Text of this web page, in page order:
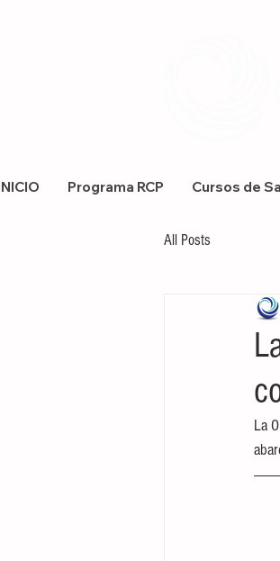
Programa RCP Cursos de
All Posts
La